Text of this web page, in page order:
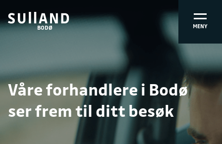
BODØ MENY
Våre forhandlere i Bodø
ser frem til ditt besøk